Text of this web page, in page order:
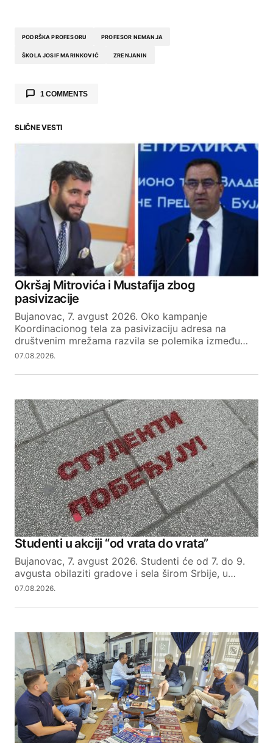
PODRŠKA PROFESORU PROFESOR NEMANJA
ŠKOLA JOSIF MARINKOVIĆ ZRENJANIN
1 COMMENTS
piće i kuvanje, ali imamo “bisere rasute po
celom svetu”..
REPLY
Your email address will not be published.
Required fields are marked*
Comment *
Your E-mail
SUBMIT COMMENT
SLIČNE VESTI
Okršaj Mitrovića i Mustafija zbog
pasivizacije
Bujanovac, 7. avgust 2026. Oko kampanje
Koordinacionog tela za pasivizaciju adresa na
društvenim mrežama razvila se polemika između…
07.08.2026.
Studenti u akciji “od vrata do vrata”
Bujanovac, 7. avgust 2026. Studenti će od 7. do 9.
avgusta obilaziti gradove i sela širom Srbije, u…
07.08.2026.